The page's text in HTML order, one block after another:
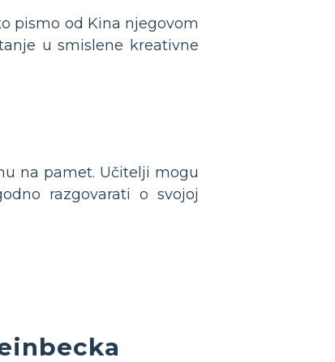
pismo od Kina njegovom
u smislene kreativne
na pamet. Učitelji mogu
razgovarati o svojoj